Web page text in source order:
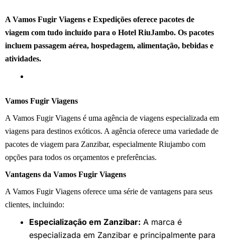
A Vamos Fugir Viagens e Expedições oferece pacotes de
viagem com tudo incluído para o Hotel RiuJambo. Os pacotes
incluem passagem aérea, hospedagem, alimentação, bebidas e
atividades.
Vamos Fugir Viagens
A Vamos Fugir Viagens é uma agência de viagens especializada em
viagens para destinos exóticos. A agência oferece uma variedade de
pacotes de viagem para Zanzibar, especialmente Riujambo com
opções para todos os orçamentos e preferências.
Vantagens da Vamos Fugir Viagens
A Vamos Fugir Viagens oferece uma série de vantagens para seus
clientes, incluindo:
Especialização em Zanzibar: A marca é
especializada em Zanzibar e principalmente para